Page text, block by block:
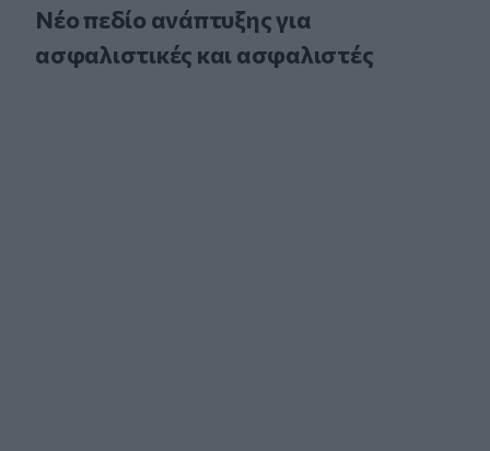
Νέο πεδίο ανάπτυξης για
ασφαλιστικές και ασφαλιστές